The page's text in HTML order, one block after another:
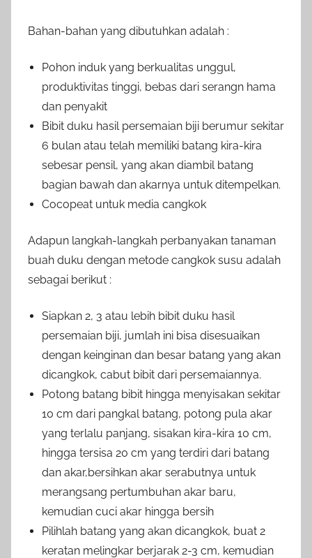
Bahan-bahan yang dibutuhkan adalah :
Pohon induk yang berkualitas unggul,
produktivitas tinggi, bebas dari serangn hama
dan penyakit
Bibit duku hasil persemaian biji berumur sekitar
6 bulan atau telah memiliki batang kira-kira
sebesar pensil, yang akan diambil batang
bagian bawah dan akarnya untuk ditempelkan.
Cocopeat untuk media cangkok
Adapun langkah-langkah perbanyakan tanaman
buah duku dengan metode cangkok susu adalah
sebagai berikut :
Siapkan 2, 3 atau lebih bibit duku hasil
persemaian biji, jumlah ini bisa disesuaikan
dengan keinginan dan besar batang yang akan
dicangkok, cabut bibit dari persemaiannya.
Potong batang bibit hingga menyisakan sekitar
10 cm dari pangkal batang, potong pula akar
yang terlalu panjang, sisakan kira-kira 10 cm,
hingga tersisa 20 cm yang terdiri dari batang
dan akar,bersihkan akar serabutnya untuk
merangsang pertumbuhan akar baru,
kemudian cuci akar hingga bersih
Pilihlah batang yang akan dicangkok, buat 2
keratan melingkar berjarak 2-3 cm, kemudian